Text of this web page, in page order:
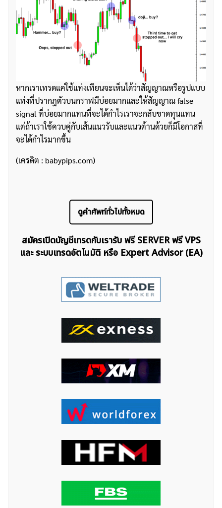
ค้นหา
สำหรับ:
หากเราเทรดแค่ใช้แท่งเทียนจะเห็นได้ว่าสัญญาณหรือรูปแบบ
แท่งที่ปรากฎตัวบนกราฟมีบ่อยมากและให้สัญญาณ false
signal ที่บ่อยมากแทนที่จะได้กำไรเราจะกลับขาดทุนแทน
แต่ถ้าเราใช้ควบคู่กับเส้นแนวรับและแนวต้านด้วยก็มีโอกาสที่
จะได้กำไรมากขึ้น
(เครดิต : babypips.com)
ดูคำศัพท์ทั่วไปทั้งหมด
สมัครเปิดบัญชีเทรดกับเรารับ ฟรี SERVER ฟรี VPS
และ ระบบเทรดอัตโนมัติ หรือ Expert Advisor (EA)